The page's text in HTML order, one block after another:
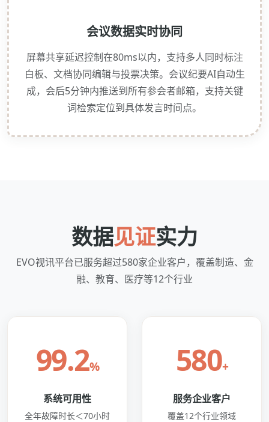
会议数据实时协同
屏幕共享延迟控制在80ms以内，支持多人同时标注
白板、文档协同编辑与投票决策。会议纪要AI自动生
成，会后5分钟内推送到所有参会者邮箱，支持关键
词检索定位到具体发言时间点。
数据见证实力
EVO视讯平台已服务超过580家企业客户，覆盖制造、金
融、教育、医疗等12个行业
99.2%
系统可用性
全年故障时长＜70小时
580+
服务企业客户
覆盖12个行业领域